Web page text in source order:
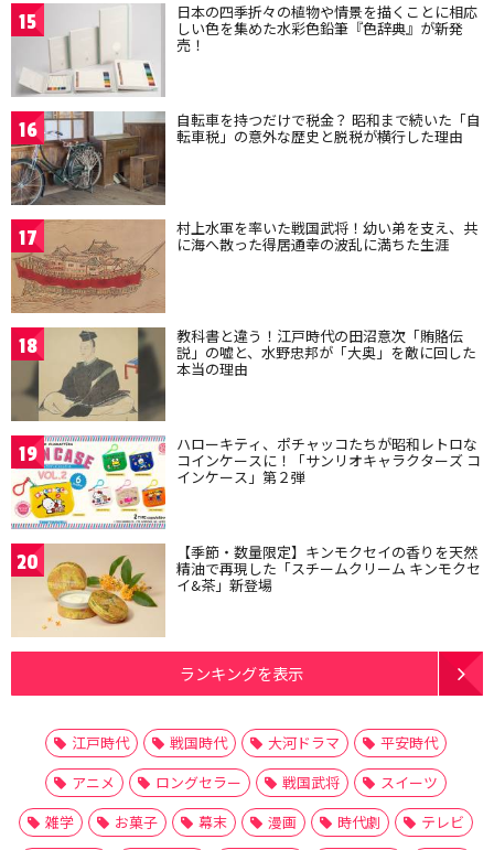
15 日本の四季折々の植物や情景を描くことに相応
しい色を集めた水彩色鉛筆『色辞典』が新発
売！
16 自転車を持つだけで税金？ 昭和まで続いた「自
転車税」の意外な歴史と脱税が横行した理由
17 村上水軍を率いた戦国武将！幼い弟を支え、共
に海へ散った得居通幸の波乱に満ちた生涯
18 教科書と違う！江戸時代の田沼意次「賄賂伝
説」の嘘と、水野忠邦が「大奥」を敵に回した
本当の理由
19 ハローキティ、ポチャッコたちが昭和レトロな
コインケースに！「サンリオキャラクターズ コ
インケース」第２弾
20 【季節・数量限定】キンモクセイの香りを天然
精油で再現した「スチームクリーム キンモクセ
イ&茶」新登場
ランキングを表示
江戸時代 戦国時代 大河ドラマ
平安時代
アニメ
ロングセラー 戦国武将
スイーツ
雑学
お菓子 幕末 漫画 時代劇
テレビ